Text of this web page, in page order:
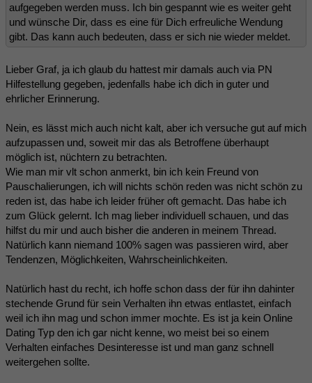
aufgegeben werden muss. Ich bin gespannt wie es weiter geht
und wünsche Dir, dass es eine für Dich erfreuliche Wendung
gibt. Das kann auch bedeuten, dass er sich nie wieder meldet.
Lieber Graf, ja ich glaub du hattest mir damals auch via PN
Hilfestellung gegeben, jedenfalls habe ich dich in guter und
ehrlicher Erinnerung.
Nein, es lässt mich auch nicht kalt, aber ich versuche gut auf mich
aufzupassen und, soweit mir das als Betroffene überhaupt
möglich ist, nüchtern zu betrachten.
Wie man mir vlt schon anmerkt, bin ich kein Freund von
Pauschalierungen, ich will nichts schön reden was nicht schön zu
reden ist, das habe ich leider früher oft gemacht. Das habe ich
zum Glück gelernt. Ich mag lieber individuell schauen, und das
hilfst du mir und auch bisher die anderen in meinem Thread.
Natürlich kann niemand 100% sagen was passieren wird, aber
Tendenzen, Möglichkeiten, Wahrscheinlichkeiten.
Natürlich hast du recht, ich hoffe schon dass der für ihn dahinter
stechende Grund für sein Verhalten ihn etwas entlastet, einfach
weil ich ihn mag und schon immer mochte. Es ist ja kein Online
Dating Typ den ich gar nicht kenne, wo meist bei so einem
Verhalten einfaches Desinteresse ist und man ganz schnell
weitergehen sollte.